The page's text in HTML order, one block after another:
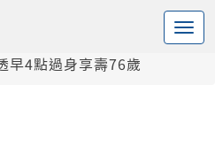
早4點過身享壽76歲